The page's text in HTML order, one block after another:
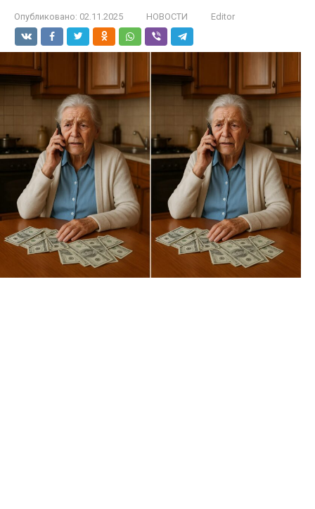
Опубликовано: 02.11.2025 НОВОСТИ Editor